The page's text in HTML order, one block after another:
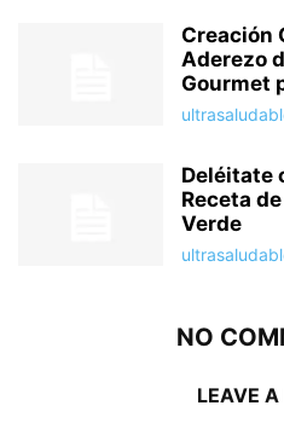
Creación
Aderezo
Gourmet
Deléitate
Receta
Verde
NO
LEAVE A